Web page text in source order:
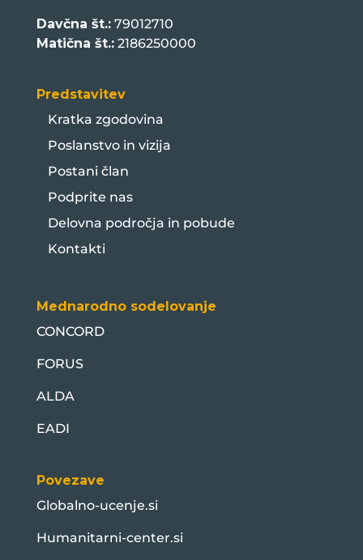
Davčna št.:79012710
Matična št.:2186250000
Predstavitev
Kratka zgodovina
Poslanstvo in vizija
Postani član
Podprite nas
Delovna področja in pobude
Kontakti
Mednarodno sodelovanje
CONCORD
FORUS
ALDA
EADI
Povezave
Globalno-ucenje.si
Humanitarni-center.si